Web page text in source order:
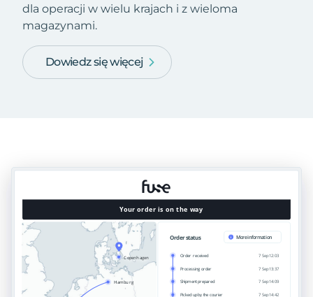
dla operacji w wielu krajach i z wieloma
magazynami.
Dowiedz się więcej